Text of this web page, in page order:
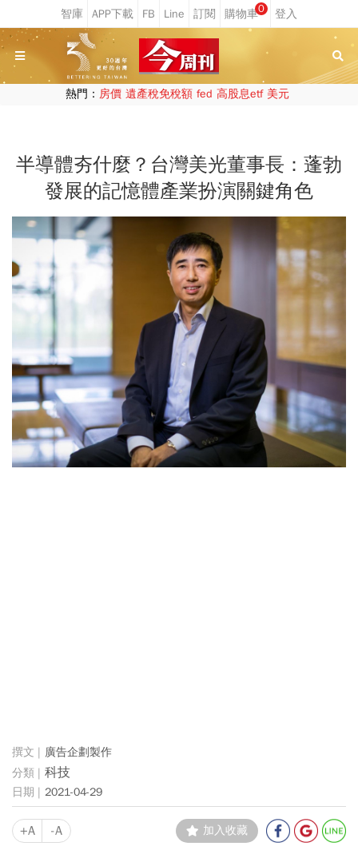
0
熱門： 房價 遺產稅免稅額 fed 高股息etf 美元
半導體夯什麼？台灣美光董事長：蓬勃
發展的記憶體產業扮演關鍵角色
廣告企劃製作
科技
2021-04-29
+A -A 加入收藏